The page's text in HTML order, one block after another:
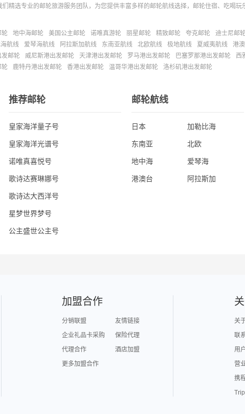
精选专业的邮轮旅游服务团队，为您提供丰富多样的邮轮航线选择，邮轮住宿、吃喝
轮 地中海邮轮 美国公主邮轮 诺唯真游轮 丽星邮轮 精致邮轮 夸克邮轮
迪士尼邮轮
航线 爱琴海航线 阿拉斯加航线 东南亚航线 北欧航线 极地航线 夏威夷航线 港
邮轮 威尼斯港出发邮轮 天津港出发邮轮 罗马港出发邮轮 巴塞罗那港出发邮轮 西
轮 鹿特丹港出发邮轮 香港出发邮轮 温哥华港出发邮轮 洛杉矶港出发邮轮
推荐邮轮
皇家海洋量子号
皇家海洋光谱号
诺唯真喜悦号
歌诗达赛琳娜号
歌诗达大西洋号
星梦世界梦号
公主盛世公主号
邮轮航线
日本 加勒比海
东南亚 北欧
地中海 爱琴海
港澳台 阿拉斯加
加盟合作
分销联盟
友情链接
企业礼品卡采购
保险代理
代理合作
酒店加盟
更多加盟合作
关
联
用
营
携